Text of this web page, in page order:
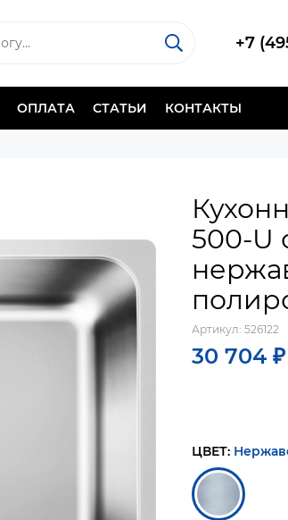
+7
ОПЛАТА СТАТЬИ КОНТАКТЫ
500-U
Артикул: 526122
30 704 ₽
ЦВЕТ: